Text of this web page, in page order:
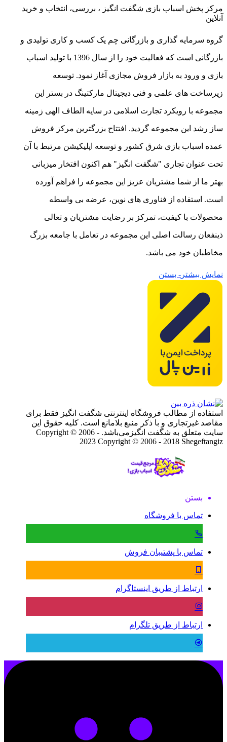
مرکز پخش اسباب بازی شگفت انگیز ، بررسی، انتخاب و خرید
آنلاین
گروه سرمایه گذاری و بازرگانی چم یک کسب و کاری تولیدی و
بازرگانی است که فعالیت خود را از سال 1396 با تولید اسباب
بازی و ورود به بازار فروش مجازی آغاز نمود. توسعه
زیرساخت های علمی و فنی دیجیتال مارکتینگ در بستر این
مجموعه با رویکرد تجارت اسلامی در سایه الطاف الهی زمینه
ساز رشد این مجموعه گردید. افتتاح بزرگترین مرکز فروش
عمده اسباب بازی شرق کشور و توسعه اپلیکیشن مرتبط با آن
تحت عنوان تجاری "شگفت انگیز" هم اکنون افتخار میزبانی
بهتر ما از شما مشتریان عزیز این مجموعه را فراهم آورده
است. استفاده از فناوری های نوین، عرضه بی واسطه
محصولات با کیفیت، تمرکز بر رضایت مشتریان و تعالی
ذینفعان رسالت اصلی این مجموعه در تعامل با جامعه بزرگ
مخاطبان خود می باشد.
نمایش بیشتر - بستن
استفاده از مطالب فروشگاه اینترنتی شگفت انگیز فقط برای
مقاصد غیرتجاری و با ذکر منبع بلامانع است. کلیه حقوق این
سایت متعلق به شگفت انگیزمی‌باشد. Copyright © 2006 -
2023 Copyright © 2006 - 2018 Shegeftangiz
بستن
تماس با فروشگاه
تماس با پشتیبان فروش
ارتباط از طریق اینستاگرام
ارتباط از طریق تلگرام